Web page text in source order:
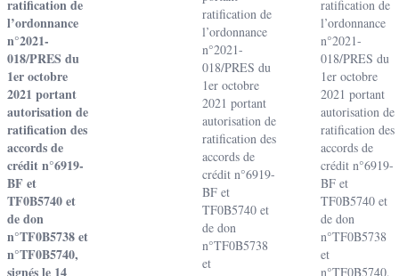
ratification de
l’ordonnance
n°2021-
018/PRES du
1er octobre
2021 portant
autorisation de
ratification des
accords de
crédit n°6919-
BF et
TF0B5740 et
de don
n°TF0B5738 et
n°TF0B5740,
signés le 14
ratification de
l’ordonnance
n°2021-
018/PRES du
1er octobre
2021 portant
autorisation de
ratification des
accords de
crédit n°6919-
BF et
TF0B5740 et
de don
n°TF0B5738
et
ratification de
l’ordonnance
n°2021-
018/PRES du
1er octobre
2021 portant
autorisation de
ratification des
accords de
crédit n°6919-
BF et
TF0B5740 et
de don
n°TF0B5738
et
n°TF0B5740,